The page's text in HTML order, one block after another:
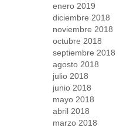
enero 2019
diciembre 2018
noviembre 2018
octubre 2018
septiembre 2018
agosto 2018
julio 2018
junio 2018
mayo 2018
abril 2018
marzo 2018